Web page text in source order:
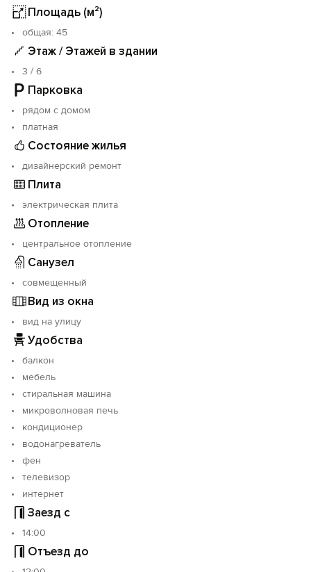
Площадь (м²)
oбщая: 45
Этаж / Этажей в здании
3 / 6
Парковка
рядом с домом
платная
Состояние жилья
дизайнерский ремонт
Плита
электрическая плита
Отопление
центральное отопление
Санузел
совмещенный
Вид из окна
вид на улицу
Удобства
балкон
мебель
стиральная машина
микроволновая печь
кондиционер
водонагреватель
фен
телевизор
интернет
Заезд с
14:00
Отъезд до